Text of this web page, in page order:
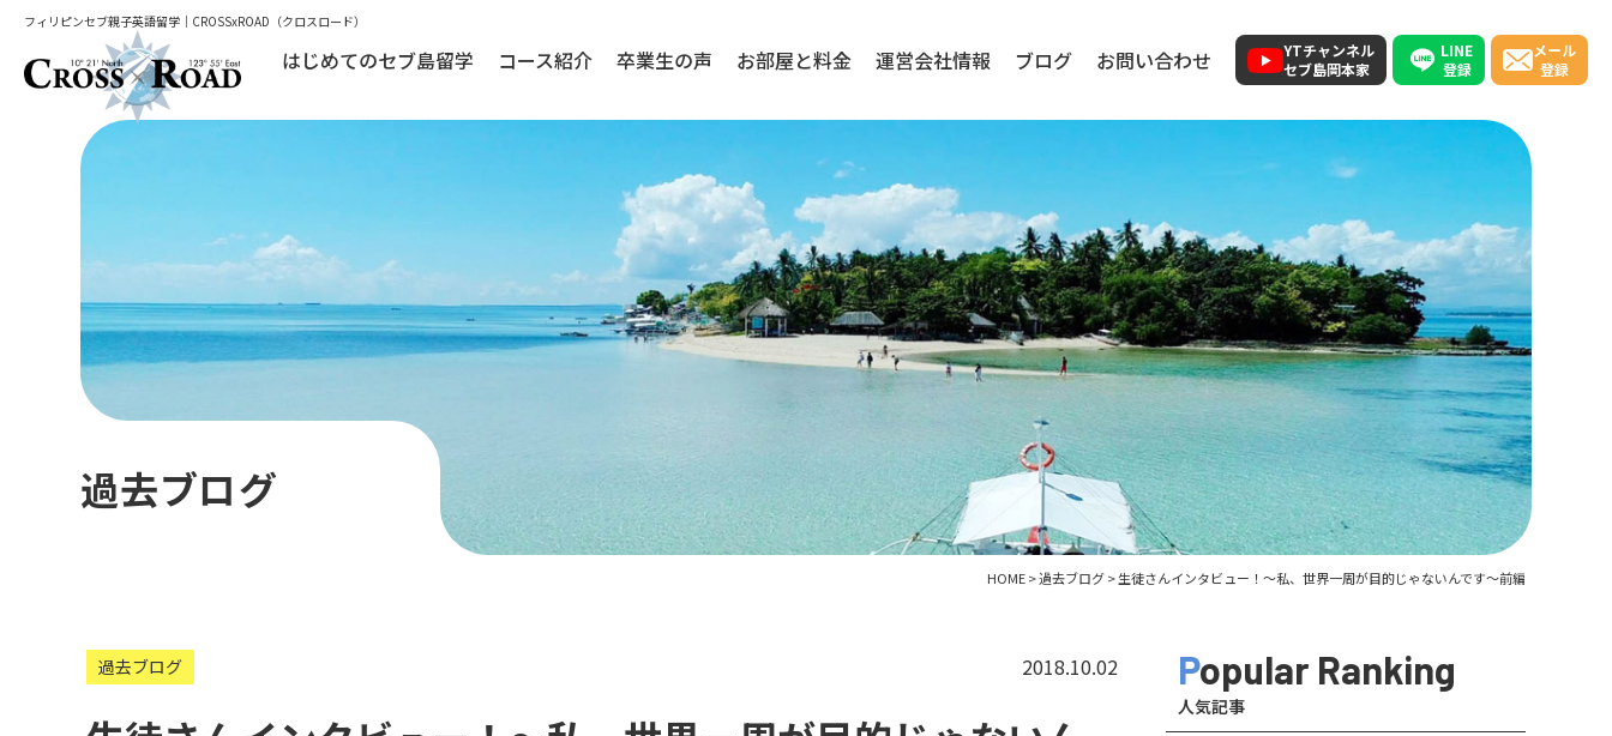
フィリピンセブ親子英語留学｜CROSSxROAD（クロスロード）
はじめてのセブ島留学 コース紹介 卒業生の声 お部屋と料金 運営会社情報 ブログ お問い合わせ
YTチャンネル
セブ島岡本家
LINE
登録
メール
登録
過去ブログ
HOME>過去ブログ>生徒さんインタビュー！〜私、世界一周が目的じゃないんです〜前編
2018.10.02
過去ブログ Popular Ranking
人気記事